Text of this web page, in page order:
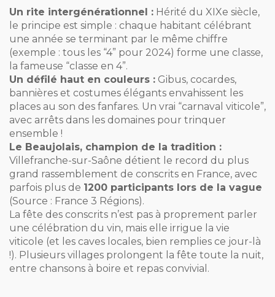
Un rite intergénérationnel : Hérité du XIXe siècle,
le principe est simple : chaque habitant célébrant
une année se terminant par le même chiffre
(exemple : tous les “4” pour 2024) forme une classe,
la fameuse “classe en 4”.
Un défilé haut en couleurs : Gibus, cocardes,
bannières et costumes élégants envahissent les
places au son des fanfares. Un vrai “carnaval viticole”,
avec arrêts dans les domaines pour trinquer
ensemble !
Le Beaujolais, champion de la tradition :
Villefranche-sur-Saône détient le record du plus
grand rassemblement de conscrits en France, avec
parfois plus de 1200 participants lors de la vague
(Source : France 3 Régions).
La fête des conscrits n’est pas à proprement parler
une célébration du vin, mais elle irrigue la vie
viticole (et les caves locales, bien remplies ce jour-là
!). Plusieurs villages prolongent la fête toute la nuit,
entre chansons à boire et repas convivial.